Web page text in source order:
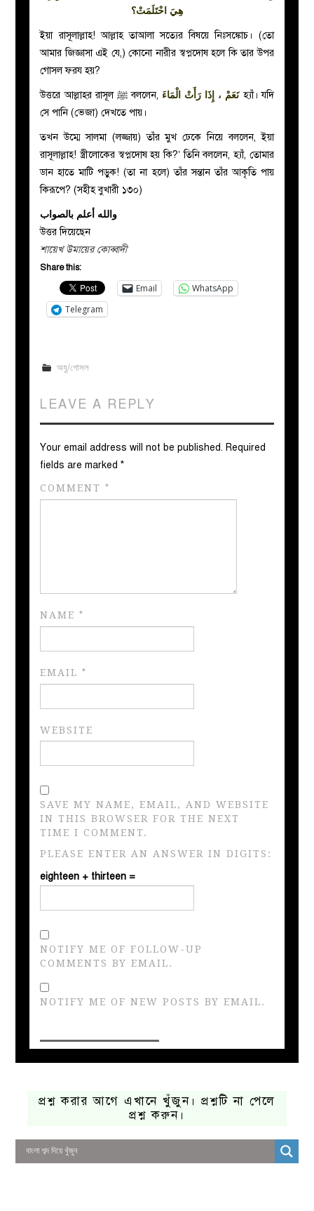
هِيَ احْتَلَمَتْ؟
ইয়া রাসূলাল্লাহ! আল্লাহ তাআলা সত্যের বিষয়ে নিঃসঙ্কোচ। (তো
আমার জিজ্ঞাসা এই যে,) কোনো নারীর স্বপ্নদোষ হলে কি তার উপর
গোসল ফরয হয়?
উত্তরে আল্লাহর রাসূল ﷺ বললেন, نَعَمْ ، إِذَا رَأَتْ الْمَاءَ হ্যাঁ। যদি
সে পানি (ভেজা) দেখতে পায়।
তখন উম্মে সালমা (লজ্জায়) তাঁর মুখ ঢেকে নিয়ে বললেন, ইয়া
রাসূলাল্লাহ! স্ত্রীলোকের স্বপ্নদোষ হয় কি?’ তিনি বললেন, হ্যাঁ, তোমার
ডান হাতে মাটি পড়ুক! (তা না হলে) তাঁর সন্তান তাঁর আকৃতি পায়
কিরূপে? (সহীহ বুখারী ১৩০)
والله أعلم بالصواب
উত্তর দিয়েছেন
শায়েখ উমায়ের কোব্বাদী
Share this:
Email
WhatsApp
Telegram
অযু/গোসল
LEAVE A REPLY
Your email address will not be published. Required
fields are marked*
COMMENT*
NAME*
EMAIL*
WEBSITE
SAVE MY NAME, EMAIL, AND WEBSITE
IN THIS BROWSER FOR THE NEXT
TIME I COMMENT.
PLEASE ENTER AN ANSWER IN DIGITS:
eighteen + thirteen =
NOTIFY ME OF FOLLOW-UP
COMMENTS BY EMAIL.
NOTIFY ME OF NEW POSTS BY EMAIL.
প্রশ্ন করার আগে এখানে খুঁজুন। প্রশ্নটি না পেলে
প্রশ্ন করুন।